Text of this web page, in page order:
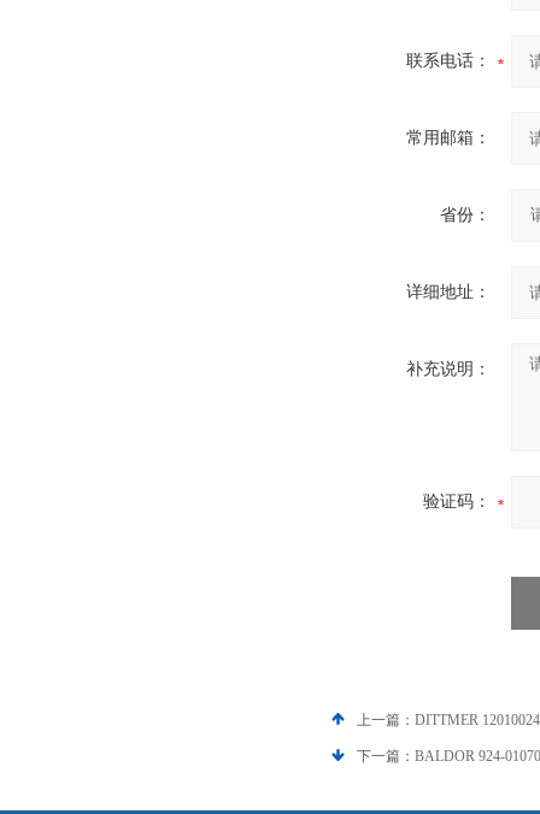
联系电话：
常用邮箱：
省份：
详细地址：
补充说明：
验证码：
上一篇： DITTMER
下一篇： BALDOR 924-